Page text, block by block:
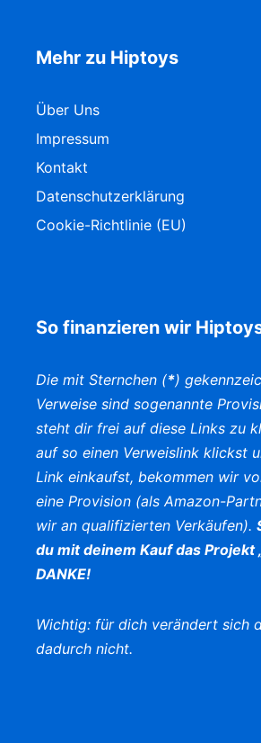
Mehr zu Hiptoys
Über Uns
Impressum
Kontakt
Datenschutzerklärung
Cookie-Richtlinie (EU)
So finanzieren wir
Die mit Sternchen (*)
Verweise sind sogenannte
steht dir frei auf diese Links zu
auf so einen Verweislink klickst
Link einkaufst, bekommen wir
eine Provision (als Amazon-
wir an qualifizierten Verkäufen).
du mit deinem Kauf das Projekt
DANKE!
Wichtig: für dich verändert sich
dadurch nicht.